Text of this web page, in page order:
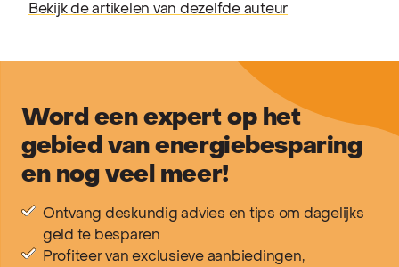
Bekijk de artikelen van dezelfde auteur
Word een expert op het
gebied van energiebesparing
en nog veel meer!
Ontvang deskundig advies en tips om dagelijks
geld te besparen
Profiteer van exclusieve aanbiedingen,